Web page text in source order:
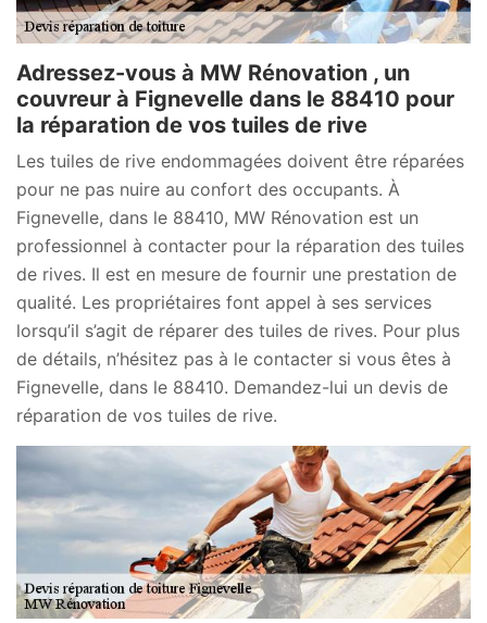
Adressez-vous à MW Rénovation , un
couvreur à Fignevelle dans le 88410 pour
la réparation de vos tuiles de rive
Les tuiles de rive endommagées doivent être réparées
pour ne pas nuire au confort des occupants. À
Fignevelle, dans le 88410, MW Rénovation est un
professionnel à contacter pour la réparation des tuiles
de rives. Il est en mesure de fournir une prestation de
qualité. Les propriétaires font appel à ses services
lorsqu’il s’agit de réparer des tuiles de rives. Pour plus
de détails, n’hésitez pas à le contacter si vous êtes à
Fignevelle, dans le 88410. Demandez-lui un devis de
réparation de vos tuiles de rive.